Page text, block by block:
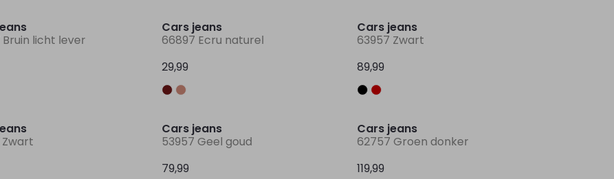
licht lever
Cars jeans
66897 Ecru naturel
29,99
Cars jeans
63957 Zwart
89,99
Zwart
Cars jeans
53957 Geel goud
79,99
Cars jeans
62757 Groen donker
119,99